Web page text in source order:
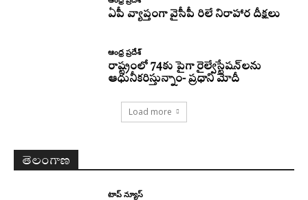
ఏపీ వ్యాప్తంగా వైసీపీ రిలే నిరాహార దీక్షలు
ఆంధ్ర ప్రదేశ్
రాష్ట్రంలో 74కు పైగా రైల్వేస్టేషన్‌లను
ఆధునీకరిస్తున్నాం- ప్రధాని మోదీ
Load more
తెలంగాణ
టాప్ న్యూస్